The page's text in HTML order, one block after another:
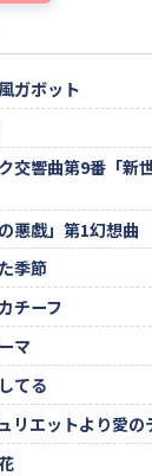
ガボット
交響曲第9番「新
悪戯」第1幻想曲
季節
チーフ
マ
てる
リエットより愛の